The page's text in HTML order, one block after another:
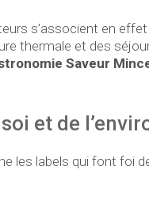
s’associent en
thermale et des
Saveur
et de
les labels qui font foi